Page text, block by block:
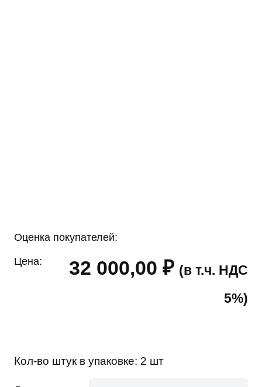
Оценка покупателей:
Цена: 32 000,00 ₽ (в т.ч. НДС
5%)
Кол-во штук в упаковке: 2 шт